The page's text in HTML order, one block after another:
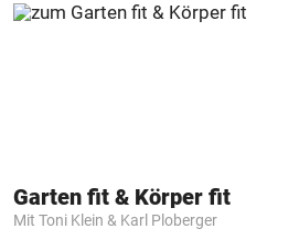
Garten fit & Körper fit
Mit Toni Klein & Karl Ploberger